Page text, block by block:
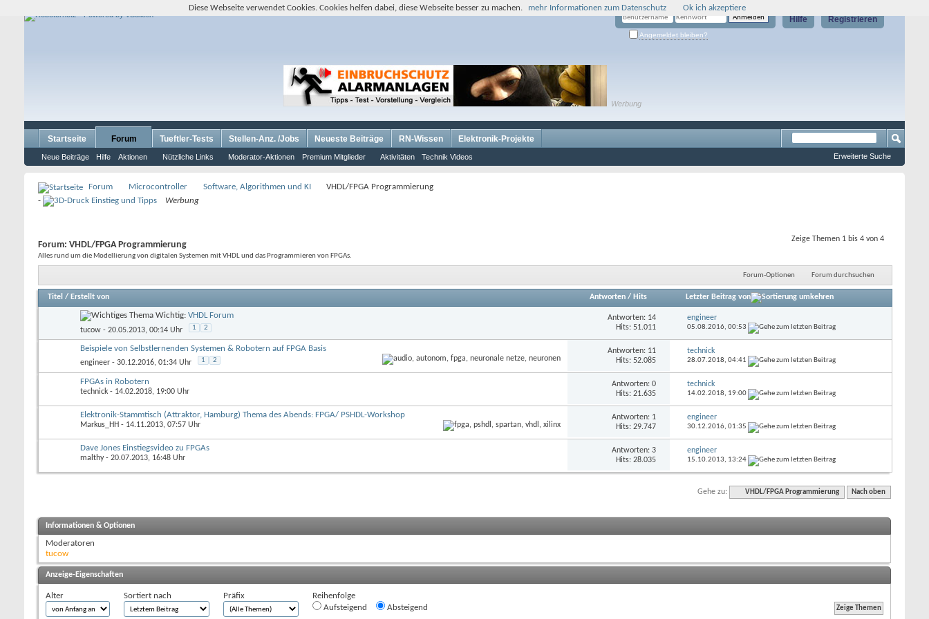
Registrieren
Hilfe
Angemeldet bleiben?
Werbung
Startseite Forum
Neue Beiträge Hilfe Aktionen Nützliche Links Moderator-Aktionen Premium Mitglieder Aktivitäten Technik Videos
Tueftler-Tests Stellen-Anz. /Jobs Neueste Beiträge RN-Wissen Elektronik-Projekte
Erweiterte Suche
Forum Microcontroller Software, Algorithmen und KI
VHDL/FPGA Programmierung
-
Werbung
Zeige Themen 1 bis 4 von 4
Forum: VHDL/FPGA Programmierung
Alles rund um die Modellierung von digitalen Systemen mit VHDL und das Programmieren von FPGAs.
Forum-Optionen Forum durchsuchen
Titel / Erstellt von Antworten/ Hits Letzter Beitrag von
Wichtig: VHDL Forum
tucow - 20.05.2013, 00:14 Uhr 1 2
Antworten: 14
Hits: 51.011
engineer
05.08.2016, 00:53
Beispiele von Selbstlernenden Systemen & Robotern auf FPGA Basis
engineer - 30.12.2016, 01:34 Uhr 1 2
Antworten: 11
Hits: 52.085
technick
28.07.2018, 04:41
FPGAs in Robotern
technick - 14.02.2018, 19:00 Uhr
Antworten: 0
Hits: 21.635
technick
14.02.2018, 19:00
Elektronik-Stammtisch (Attraktor, Hamburg) Thema des Abends: FPGA/ PSHDL-Workshop
Markus_HH - 14.11.2013, 07:57 Uhr
Antworten: 1
Hits: 29.747
engineer
30.12.2016, 01:35
Dave Jones Einstiegsvideo zu FPGAs
malthy- 20.07.2013, 16:48 Uhr
Antworten: 3
Hits: 28.035
engineer
15.10.2013, 13:24
Gehe zu: VHDL/FPGA Programmierung Nach oben
Informationen & Optionen
Moderatoren
tucow
Anzeige-Eigenschaften
Alter Sortiert nach Präfix
Reihenfolge
Aufsteigend
Absteigend
Diese Webseite verwendet Cookies. Cookies helfen dabei, diese Webseite besser zu machen. mehr Informationen zum Datenschutz Ok ich akzeptiere